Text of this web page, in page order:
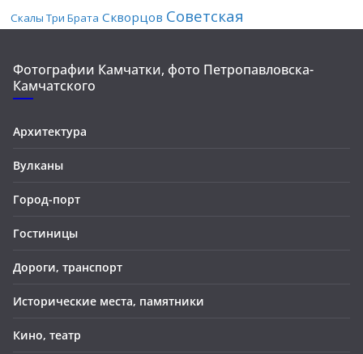
Скалы Три Брата Скворцов Советская
Фотографии Камчатки, фото Петропавловска-
Камчатского
Архитектура
Вулканы
Город-порт
Гостиницы
Дороги, транспорт
Исторические места, памятники
Кино, театр